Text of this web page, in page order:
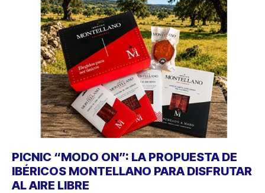
PICNIC “MODO ON”: LA PROPUESTA DE
IBÉRICOS MONTELLANO PARA DISFRUTAR
AL AIRE LIBRE